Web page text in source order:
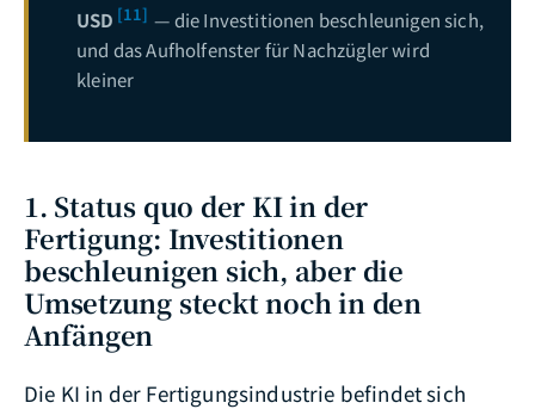
USD [11] — die Investitionen beschleunigen sich,
und das Aufholfenster für Nachzügler wird
kleiner
1. Status quo der KI in der
Fertigung: Investitionen
beschleunigen sich, aber die
Umsetzung steckt noch in den
Anfängen
Die KI in der Fertigungsindustrie befindet sich